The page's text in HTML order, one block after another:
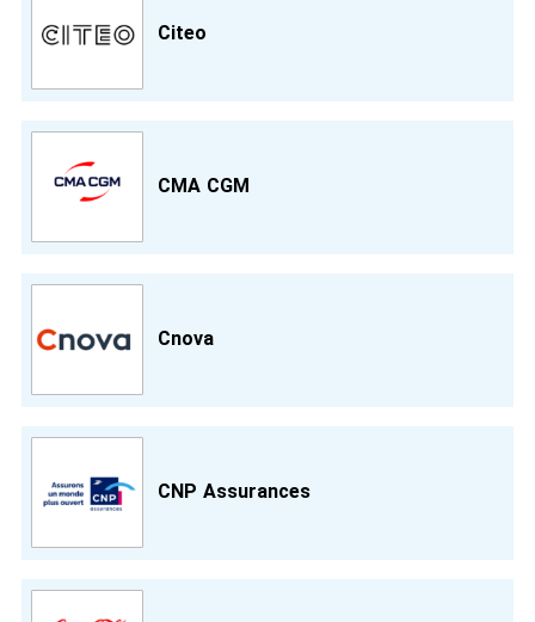
Citeo
CMA CGM
Cnova
CNP Assurances